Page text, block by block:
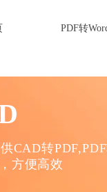
PDF转
CAD转
方便高效